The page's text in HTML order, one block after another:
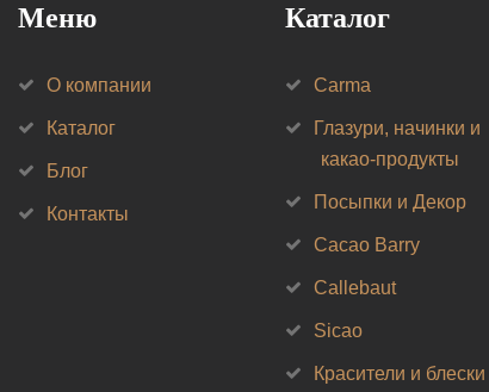
Меню
О компании
Каталог
Блог
Контакты
Каталог
Carma
Глазури, начинки и
какао-продукты
Посыпки и Декор
Cacao Barry
Callebaut
Sicao
Красители и блески